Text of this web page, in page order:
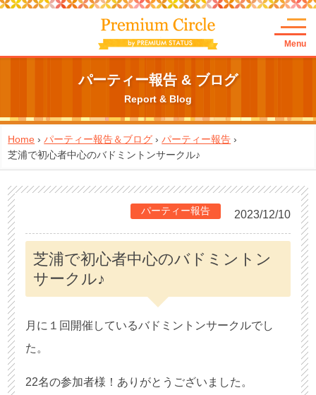
Menu
パーティー報告 & ブログ
Report & Blog
Home ›パーティー報告＆ブログ ›パーティー報告 ›
芝浦で初心者中心のバドミントンサークル♪
パーティー報告 2023/12/10
芝浦で初心者中心のバドミントン
サークル♪
月に１回開催しているバドミントンサークルでし
た。
22名の参加者様！ありがとうございました。